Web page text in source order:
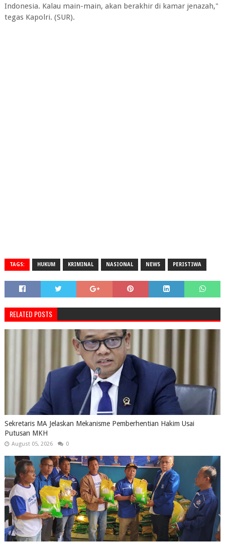
Indonesia. Kalau main-main, akan berakhir di kamar jenazah,"
tegas Kapolri. (SUR).
TAGS: HUKUM KRIMINAL NASIONAL NEWS PERISTIWA
RELATED POSTS
Sekretaris MA Jelaskan Mekanisme Pemberhentian Hakim Usai
Putusan MKH
August 05, 2026 0